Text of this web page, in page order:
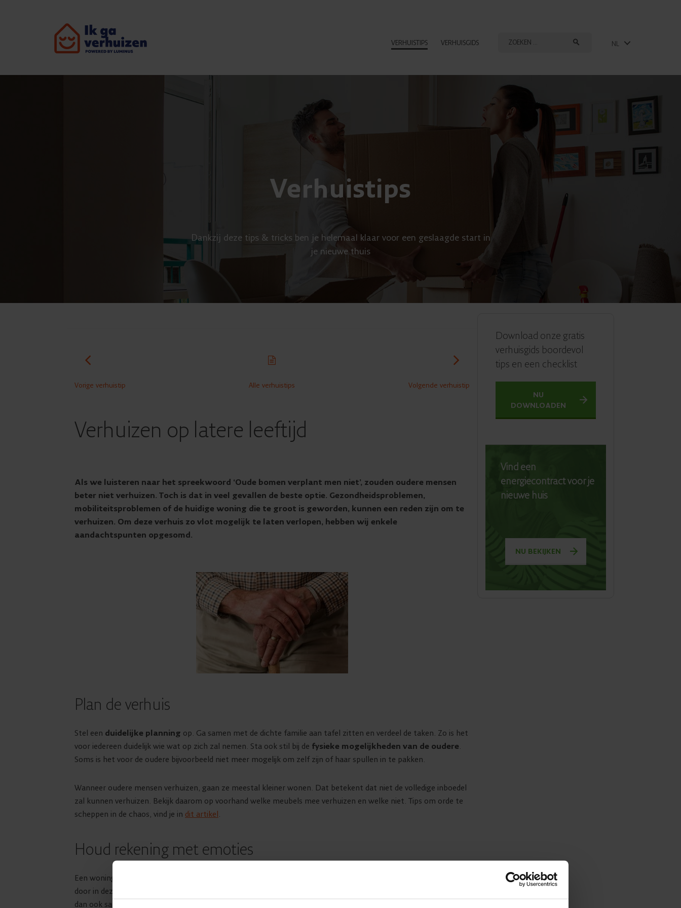
VERHUISTIPS VERHUISGIDS NL
Verhuistips
Dankzij deze tips & tricks ben je helemaal klaar voor een geslaagde start in
je nieuwe thuis
Vorige verhuistip Alle verhuistips Volgende verhuistip
Verhuizen op latere leeftijd
Als we luisteren naar het spreekwoord ‘Oude bomen verplant men niet’, zouden oudere mensen
beter niet verhuizen. Toch is dat in veel gevallen de beste optie. Gezondheidsproblemen,
mobiliteitsproblemen of de huidige woning die te groot is geworden, kunnen een reden zijn om te
verhuizen. Om deze verhuis zo vlot mogelijk te laten verlopen, hebben wij enkele
aandachtspunten opgesomd.
Plan de verhuis
Stel een duidelijke planning op. Ga samen met de dichte familie aan tafel zitten en verdeel de taken. Zo is het
voor iedereen duidelijk wie wat op zich zal nemen. Sta ook stil bij de fysieke mogelijkheden van de oudere.
Soms is het voor de oudere bijvoorbeeld niet meer mogelijk om zelf zijn of haar spullen in te pakken.
Wanneer oudere mensen verhuizen, gaan ze meestal kleiner wonen. Dat betekent dat niet de volledige inboedel
zal kunnen verhuizen. Bekijk daarom op voorhand welke meubels mee verhuizen en welke niet. Tips om orde te
scheppen in de chaos, vind je in dit artikel.
Houd rekening met emoties
Een woning verlaten, is meer dan wat bakstenen achterlaten. Heel wat mensen brengen bijna hun hele leven
door in dezelfde woning. Hier hebben ze veel
dan ook samen met de oudere door alle spullen met emotionele waarde en bekijk waar dit een plaatsje kan
Download onze gratis
verhuisgids boordevol
tips en een checklist
NU
DOWNLOADEN
Vind een
energiecontract voor je
nieuwe huis
NU BEKIJKEN